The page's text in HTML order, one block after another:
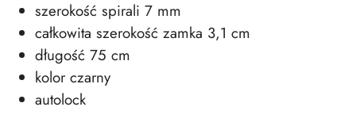
szerokość spirali 7 mm
całkowita szerokość zamka 3,1 cm
długość 75 cm
kolor czarny
autolock